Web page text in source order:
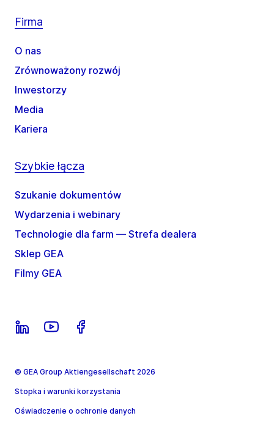
Firma
O nas
Zrównoważony rozwój
Inwestorzy
Media
Kariera
Szybkie łącza
Szukanie dokumentów
Wydarzenia i webinary
Technologie dla farm — Strefa dealera
Sklep GEA
Filmy GEA
© GEA Group Aktiengesellschaft 2026
Stopka i warunki korzystania
Oświadczenie o ochronie danych